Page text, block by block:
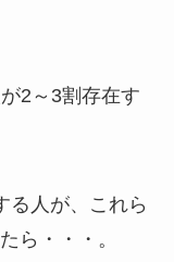
2～3割存在す
る人が、これら
ら・・・。